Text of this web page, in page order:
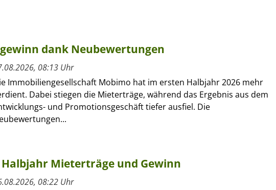
dank Neubewertungen
08:13 Uhr
Immobiliengesellschaft Mobimo hat im ersten Halbjahr 2026 mehr
Dabei stiegen die Mieterträge, während das Ergebnis aus dem
und Promotionsgeschäft tiefer ausfiel. Die
Mieterträge und Gewinn
08:22 Uhr